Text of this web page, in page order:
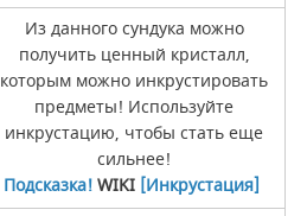
Из данного сундука можно
получить ценный кристалл,
которым можно инкрустировать
предметы! Используйте
инкрустацию, чтобы стать еще
сильнее!
Подсказка!WIKI [Инкрустация]